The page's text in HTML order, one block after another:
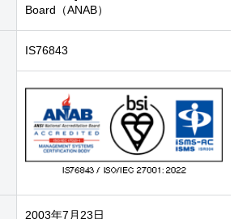
Board（ANAB）
IS76843
2003年7月23日